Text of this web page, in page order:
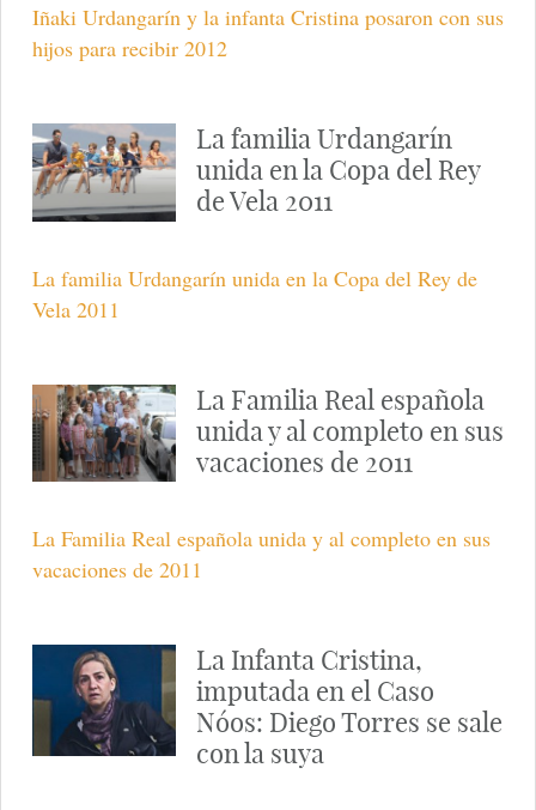
Iñaki Urdangarín y la infanta Cristina posaron con sus
hijos para recibir 2012
La familia Urdangarín
unida en la Copa del Rey
de Vela 2011
La familia Urdangarín unida en la Copa del Rey de
Vela 2011
La Familia Real española
unida y al completo en sus
vacaciones de 2011
La Familia Real española unida y al completo en sus
vacaciones de 2011
La Infanta Cristina,
imputada en el Caso
Nóos: Diego Torres se sale
con la suya